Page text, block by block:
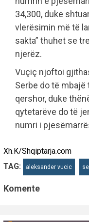
34,300, duke
vlerësimin më të
sakta” thuhet se
njerëz.
Vuçiç njoftoi
Serbe do të mbajë
qershor, duke
qytetarëve do të
numri i
Xh.K/Shqiptarja.com
TAG:
aleksander vucic
Komente